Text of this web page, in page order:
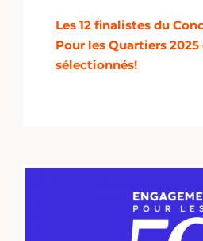
Les 12 finalistes du
Pour les Quartiers
sélectionnés!